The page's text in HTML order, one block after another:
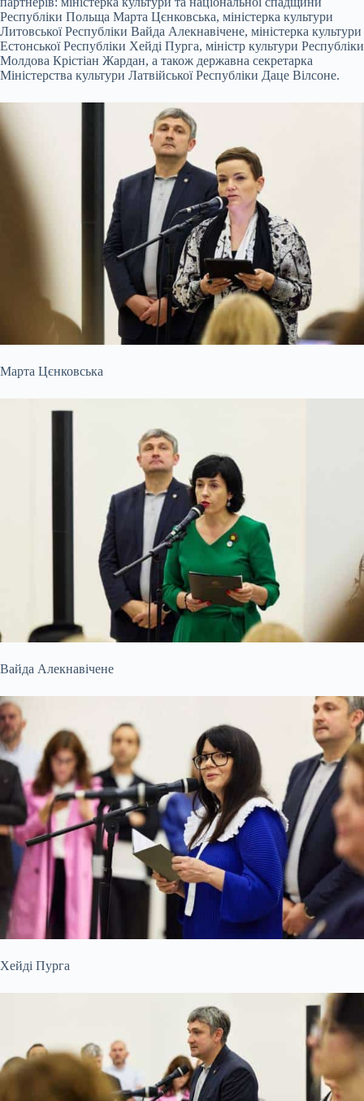
Республіки Польща Марта Цєнковська, міністерка культури
Литовської Республіки Вайда Алекнавічене, міністерка культури
Естонської Республіки Хейді Пурга, міністр культури Республіки
Молдова Крістіан Жардан, а також державна секретарка
Міністерства культури Латвійської Республіки Даце Вілсоне.
Марта Цєнковська
Вайда Алекнавічене
Хейді Пурга